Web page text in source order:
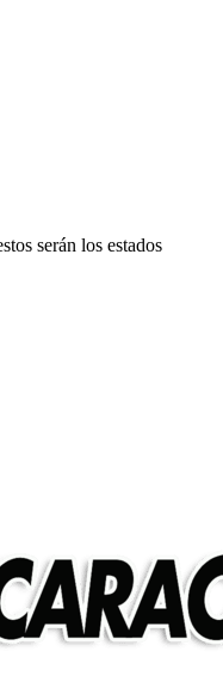
serán los estados